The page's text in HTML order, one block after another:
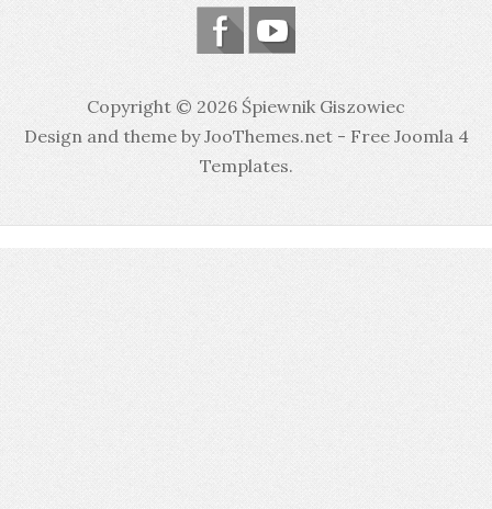
Copyright © 2026 Śpiewnik Giszowiec
Design and theme by JooThemes.net - Free Joomla 4
Templates.